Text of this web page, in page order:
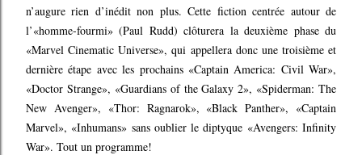
n’augure rien d’inédit non plus. Cette fiction centrée autour de
l’«homme-fourmi» (Paul Rudd) clôturera la deuxième phase du
«Marvel Cinematic Universe», qui appellera donc une troisième et
dernière étape avec les prochains «Captain America: Civil War»,
«Doctor Strange», «Guardians of the Galaxy 2», «Spiderman: The
New Avenger», «Thor: Ragnarok», «Black Panther», «Captain
Marvel», «Inhumans» sans oublier le diptyque «Avengers: Infinity
War». Tout un programme!